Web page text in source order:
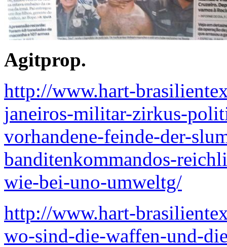
Agitprop.
http://www.hart-
janeiros-militar-zirkus-
vorhandene-feinde-der-
banditenkommandos-
wie-bei-uno-umweltg/
http://www.hart-
wo-sind-die-waffen-und-